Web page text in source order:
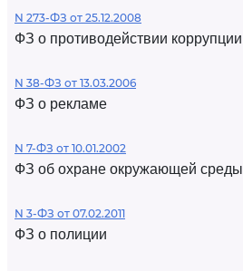
N 273-ФЗ от 25.12.2008
ФЗ о противодействии коррупции
N 38-ФЗ от 13.03.2006
ФЗ о рекламе
N 7-ФЗ от 10.01.2002
ФЗ об охране окружающей среды
N 3-ФЗ от 07.02.2011
ФЗ о полиции